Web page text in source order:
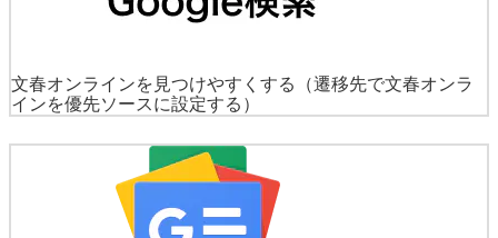
文春オンラインを見つけやすくする
（遷移先で文春オンラ
インを優先ソースに設定する）